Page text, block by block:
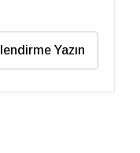
Yazın